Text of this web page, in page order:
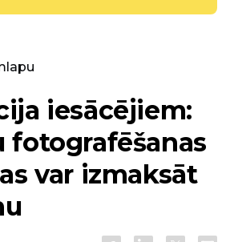
iesācējiem:
fotografēšanas
var izmaksāt